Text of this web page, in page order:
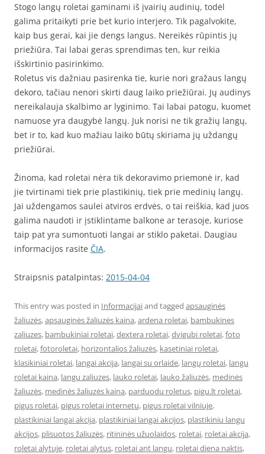
Stogo langų roletai gaminami iš įvairių audinių, todėl
galima pritaikyti prie bet kurio interjero. Tik pagalvokite,
kaip bus gerai, kai jie dengs langus. Nereikės rūpintis jų
priežiūra. Tai labai geras sprendimas ten, kur reikia
išskirtinio pasirinkimo.
Roletus vis dažniau pasirenka tie, kurie nori gražaus langų
dekoro, tačiau nenori skirti daug laiko priežiūrai. Jų audinys
nereikalauja skalbimo ar lyginimo. Tai labai patogu, kuomet
namuose yra daugybė langų. Juk norisi ne tik gražių langų,
bet ir to, kad kuo mažiau laiko būtų skiriama jų uždangų
priežiūrai.
Žinoma, kad roletai nėra tik dekoravimo priemonė ir, kad
jie tvirtinami tiek prie plastikinių, tiek prie medinių langų.
Jai uždengamos saulei atviros erdvės, o tai reiškia, kad juos
galima naudoti ir įstiklintame balkone ar terasoje, kuriose
taip pat yra sumontuoti langai ar stiklo paketai. Daugiau
informacijos rasite ČIA.
Straipsnis patalpintas: 2015-04-04
This entry was posted in Informacijaiand tagged apsauginės
žaliuzės,apsauginės žaliuzės kaina,ardena roletai, bambukines
zaliuzes, bambukiniai roletai,dextera roletai,dvigubi roletai,foto
roletai,fotoroletai, horizontalios žaliuzės, kasetiniai roletai,
klasikiniai roletai, langai akcija, langai su orlaide, langų roletai, langu
roletai kaina, langu zaliuzes, lauko roletai, lauko žaliuzės, medinės
žaliuzės, medinės žaliuzės kaina, parduodu roletus, pigu.lt roletai,
pigus roletai, pigus roletai internetu, pigus roletai vilniuje,
plastikiniai langai akcija, plastikiniai langai akcijos, plastikiniu langu
akcijos, plisuotos žaliuzės, ritininės užuolaidos, roletai, roletai akcija,
roletai alytuje, roletai alytus, roletai ant langu, roletai diena naktis,